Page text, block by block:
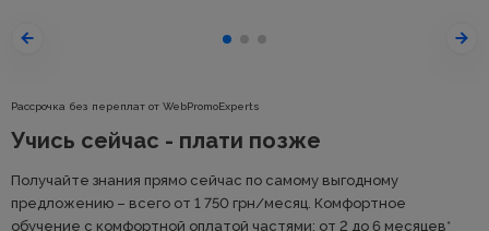
Рассрочка без переплат от WebPromoExperts
Учись сейчас - плати позже
Получайте знания прямо сейчас по самому выгодному
предложению – всего от 1 750 грн/месяц. Комфортное
обучение с комфортной оплатой частями: от 2 до 6 месяцев*